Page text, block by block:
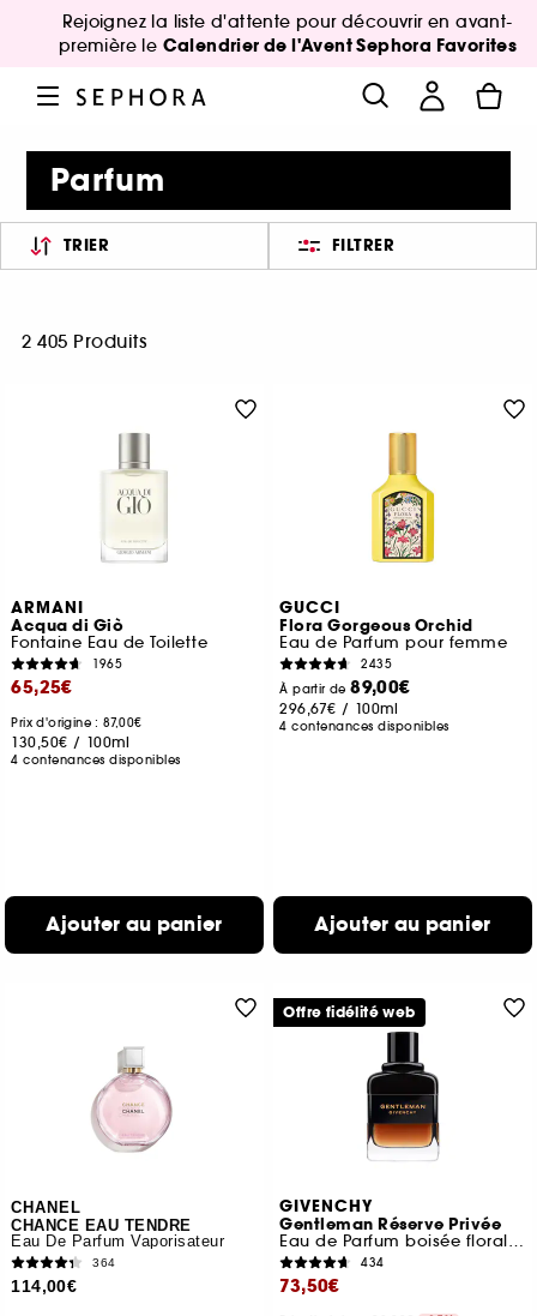
Rejoignez la liste d'attente pour découvrir en avant-
première le Calendrier de l'Avent Sephora Favorites
Parfum
TRIER FILTRER
2 405 Produits
ARMANI
Acqua di Giò
Fontaine Eau de Toilette
1965
65,25€
Prix d'origine : 87,00€
130,50€ / 100ml
4 contenances disponibles
Ajouter au panier
GUCCI
Flora Gorgeous Orchid
Eau de Parfum pour femme
2435
À partir de89,00€
296,67€ / 100ml
4 contenances disponibles
Ajouter au panier
CHANEL
CHANCE EAU TENDRE
Eau De Parfum Vaporisateur
364
114,00€
GIVENCHY
Gentleman Réserve Privée
Eau de Parfum boisée florale ambrée pour homme
434
73,50€
Offre fidélité web